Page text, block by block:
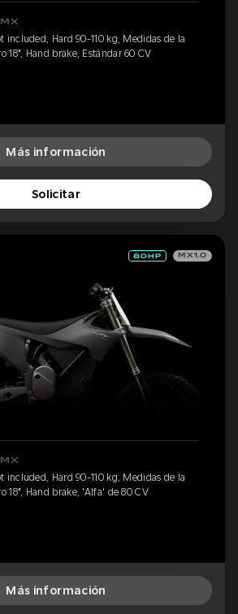
included, Hard 90-110 kg, Medidas de la
18", Hand brake, Estándar 60 CV
Más información
Solicitar
MX1.0
included, Hard 90-110 kg, Medidas de la
18", Hand brake, 'Alfa' de 80 CV
Más información